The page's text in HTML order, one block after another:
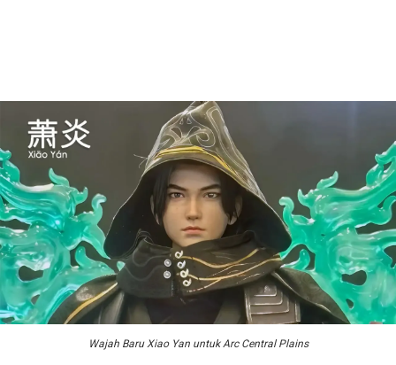
Wajah Baru Xiao Yan untuk Arc Central Plains